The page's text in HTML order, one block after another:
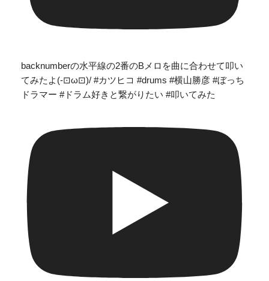
backnumberの水平線の2番のBメロを曲に合わせて叩い
てみたよ(-⊡ω⊡)/ #カツヒコ #drums #横山勝彦 #ぼっち
ドラマー #ドラム好きと繋がりたい #叩いてみた